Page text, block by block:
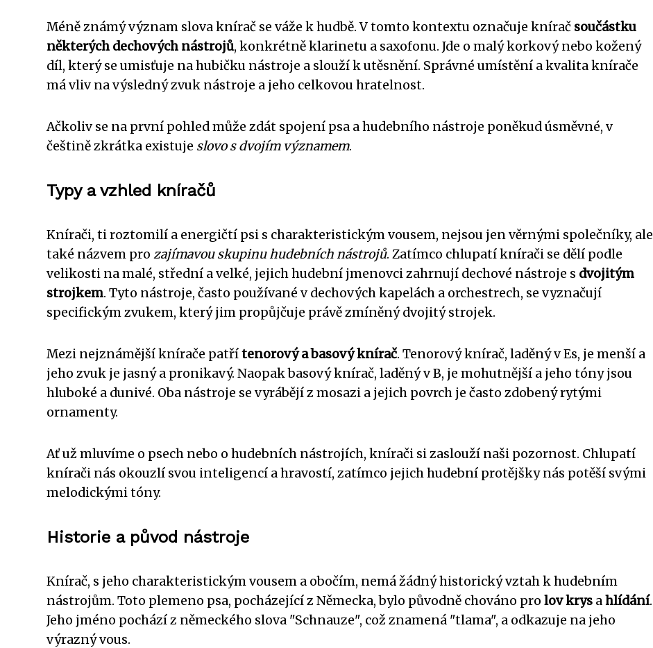
Méně známý význam slova knírač se váže k hudbě. V tomto kontextu označuje knírač součástku
některých dechových nástrojů, konkrétně klarinetu a saxofonu. Jde o malý korkový nebo kožený
díl, který se umisťuje na hubičku nástroje a slouží k utěsnění. Správné umístění a kvalita knírače
má vliv na výsledný zvuk nástroje a jeho celkovou hratelnost.
Ačkoliv se na první pohled může zdát spojení psa a hudebního nástroje poněkud úsměvné, v
češtině zkrátka existuje slovo s dvojím významem.
Typy a vzhled kníračů
Knírači, ti roztomilí a energičtí psi s charakteristickým vousem, nejsou jen věrnými společníky, ale
také názvem pro zajímavou skupinu hudebních nástrojů. Zatímco chlupatí knírači se dělí podle
velikosti na malé, střední a velké, jejich hudební jmenovci zahrnují dechové nástroje s dvojitým
strojkem. Tyto nástroje, často používané v dechových kapelách a orchestrech, se vyznačují
specifickým zvukem, který jim propůjčuje právě zmíněný dvojitý strojek.
Mezi nejznámější knírače patřítenorový a basový knírač. Tenorový knírač, laděný v Es, je menší a
jeho zvuk je jasný a pronikavý. Naopak basový knírač, laděný v B, je mohutnější a jeho tóny jsou
hluboké a dunivé. Oba nástroje se vyrábějí z mosazi a jejich povrch je často zdobený rytými
ornamenty.
Ať už mluvíme o psech nebo o hudebních nástrojích, knírači si zaslouží naši pozornost. Chlupatí
knírači nás okouzlí svou inteligencí a hravostí, zatímco jejich hudební protějšky nás potěší svými
melodickými tóny.
Historie a původ nástroje
Knírač, s jeho charakteristickým vousem a obočím, nemá žádný historický vztah k hudebním
nástrojům. Toto plemeno psa, pocházející z Německa, bylo původně chováno pro lov krys ahlídání.
Jeho jméno pochází z německého slova "Schnauze", což znamená "tlama", a odkazuje na jeho
výrazný vous.